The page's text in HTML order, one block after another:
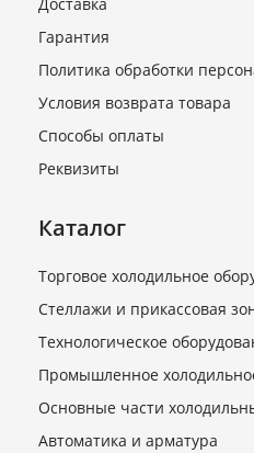
Блок управления
EVJS204N9 (EVCO) 4 реле (с
выносным дисплеем))
В наличии
22 340 руб.
Блок управления BC-ITC-
321 комплект 2 датчика
В наличии
Гарантия
Политика обработки
Условия возврата товара
Способы оплаты
Реквизиты
Каталог
Торговое холодильное
Стеллажи и прикассовая
Технологическое
Промышленное
Основные части
Автоматика и арматура